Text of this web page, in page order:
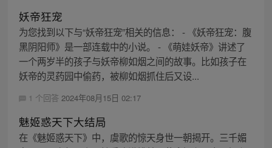
妖帝狂宠
为您找到以下与“妖帝狂宠”相关的信息： - 《妖帝狂宠：腹
黑阴阳师》是一部连载中的小说。 - 《萌娃妖帝》讲述了
一个两岁半的孩子与妖帝柳如烟之间的故事。比如孩子在
妖帝的灵药园中偷药，被柳如烟抓住后又设...
1 个回答 2024年08月15日 02:17
魅姬惑天下大结局
在《魅姬惑天下》中，虞歌的惊天身世一朝揭开。三千媚